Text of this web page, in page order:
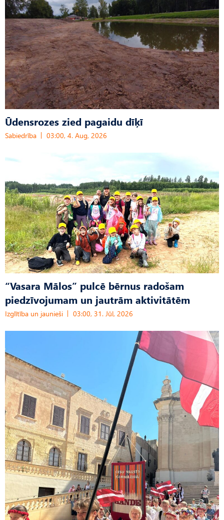
Ūdensrozes zied pagaidu dīķī
Sabiedrība 03:00, 4. Aug, 2026
“Vasara Mālos” pulcē bērnus radošam
piedzīvojumam un jautrām aktivitātēm
Izglītība un jaunieši 03:00, 31. Jūl, 2026